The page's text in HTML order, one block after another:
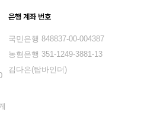
은행 계좌 번호
국민은행 848837-00-004387
농혐은행 351-1249-3881-13
김다은(탑바인더)